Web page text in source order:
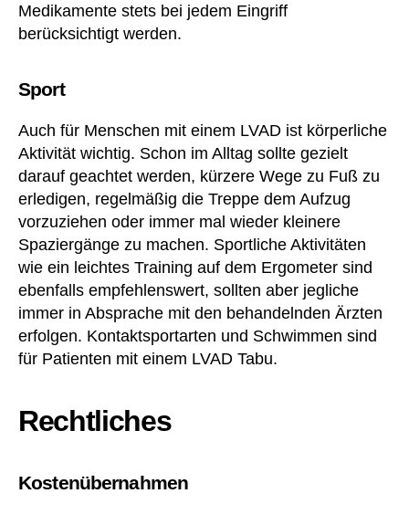
Medikamente stets bei jedem Eingriff
berücksichtigt werden.
Sport
Auch für Menschen mit einem LVAD ist körperliche
Aktivität wichtig. Schon im Alltag sollte gezielt
darauf geachtet werden, kürzere Wege zu Fuß zu
erledigen, regelmäßig die Treppe dem Aufzug
vorzuziehen oder immer mal wieder kleinere
Spaziergänge zu machen. Sportliche Aktivitäten
wie ein leichtes Training auf dem Ergometer sind
ebenfalls empfehlenswert, sollten aber jegliche
immer in Absprache mit den behandelnden Ärzten
erfolgen. Kontaktsportarten und Schwimmen sind
für Patienten mit einem LVAD Tabu.
Rechtliches
Kostenübernahmen
n
d
n
(§
§
6
8
S
G
B
I
X
),
A
n
ot
et